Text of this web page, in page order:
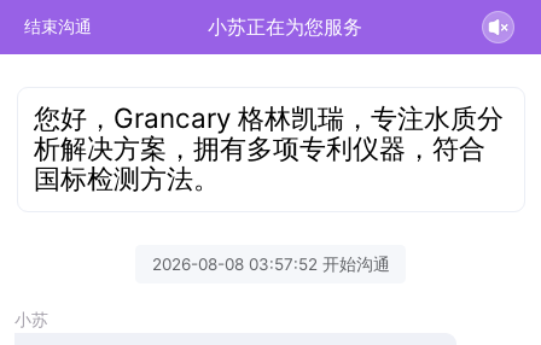
结束沟通 小苏正在为您服务
您好，Grancary 格林凯瑞，专注水质分
析解决方案，拥有多项专利仪器，符合
国标检测方法。
2026-08-08 03:57:52 开始沟通
小苏